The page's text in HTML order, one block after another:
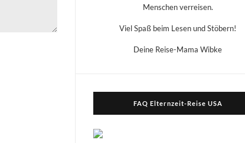
Menschen verreisen.
Viel Spaß beim Lesen und Stöbern!
Deine Reise-Mama Wibke
FAQ Elternzeit-Reise USA